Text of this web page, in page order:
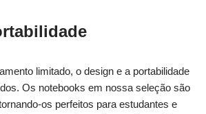
limitado, o design e a portabilidade
Os notebooks em nossa seleção são
os perfeitos para estudantes e